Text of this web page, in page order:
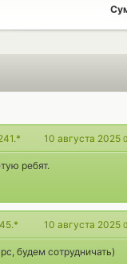
10 августа 2025
ребят.
10 августа 2025
будем сотрудничать)